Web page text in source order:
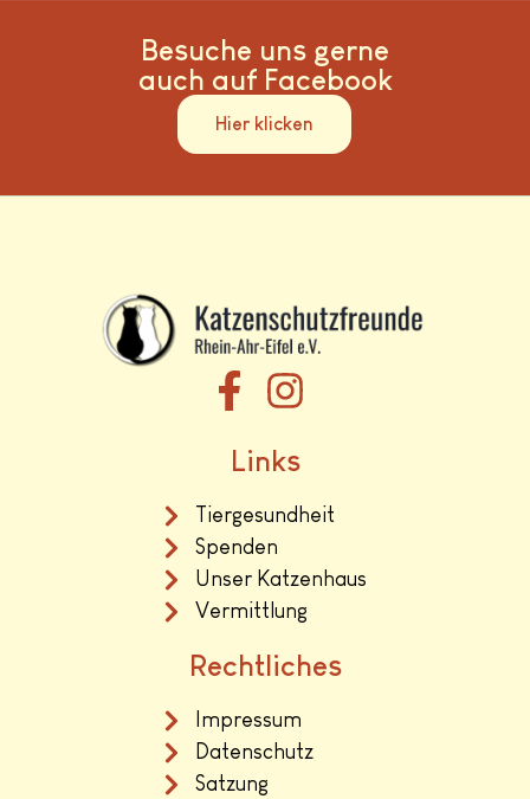
Besuche uns gerne
auch auf Facebook
Hier klicken
Links
Tiergesundheit
Spenden
Unser Katzenhaus
Vermittlung
Rechtliches
Impressum
Datenschutz
Satzung